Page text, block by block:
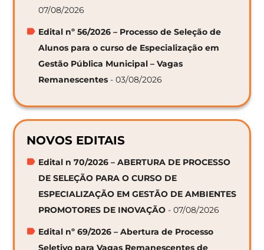
07/08/2026
Edital nº 56/2026 – Processo de Seleção de
Alunos para o curso de Especialização em
Gestão Pública Municipal – Vagas
Remanescentes - 03/08/2026
NOVOS EDITAIS
Edital n 70/2026 – ABERTURA DE PROCESSO
DE SELEÇÃO PARA O CURSO DE
ESPECIALIZAÇÃO EM GESTÃO DE AMBIENTES
PROMOTORES DE INOVAÇÃO - 07/08/2026
Edital nº 69/2026 – Abertura de Processo
Seletivo para Vagas Remanescentes de